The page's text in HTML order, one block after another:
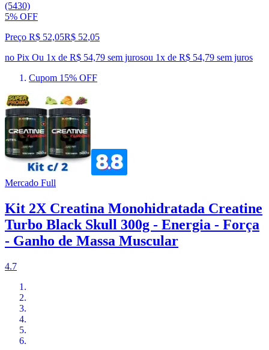
(5430)
5% OFF
Preço R$ 52,05R$ 52,05
no Pix Ou 1x de R$ 54,79 sem jurosou 1x de R$ 54,79 sem juros
Cupom 15% OFF
Mercado Full
Kit 2X Creatina Monohidratada Creatine
Turbo Black Skull 300g - Energia - Força
- Ganho de Massa Muscular
4.7